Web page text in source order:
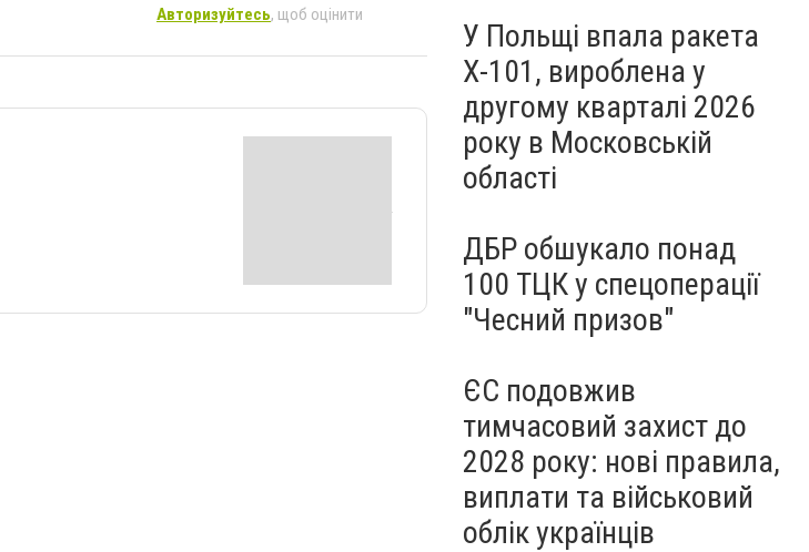
Авторизуйтесь, щоб оцінити
У Польщі впала ракета
Х-101, вироблена у
другому кварталі 2026
року в Московській
області
ДБР обшукало понад
100 ТЦК у спецоперації
"Чесний призов"
ЄС подовжив
тимчасовий захист до
2028 року: нові правила,
виплати та військовий
облік українців